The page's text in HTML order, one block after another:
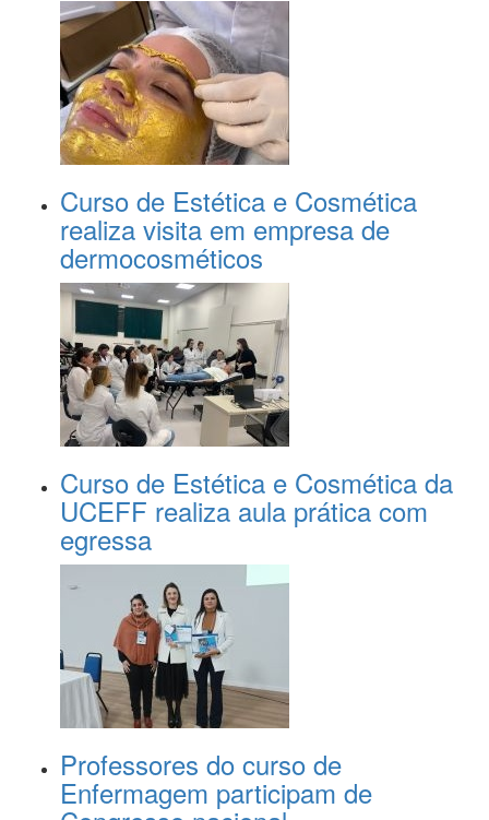
Curso de Estética e Cosmética
realiza visita em empresa de
dermocosméticos
Curso de Estética e Cosmética da
UCEFF realiza aula prática com
egressa
Professores do curso de
Enfermagem participam de